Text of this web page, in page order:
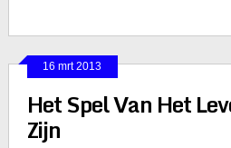
16 mrt 2013
Het Spel Van Het
Zijn